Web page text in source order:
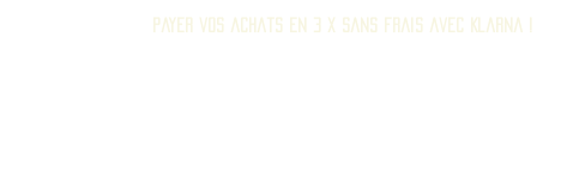
Payer vos achats en 3 x sans frais avec Klarna !